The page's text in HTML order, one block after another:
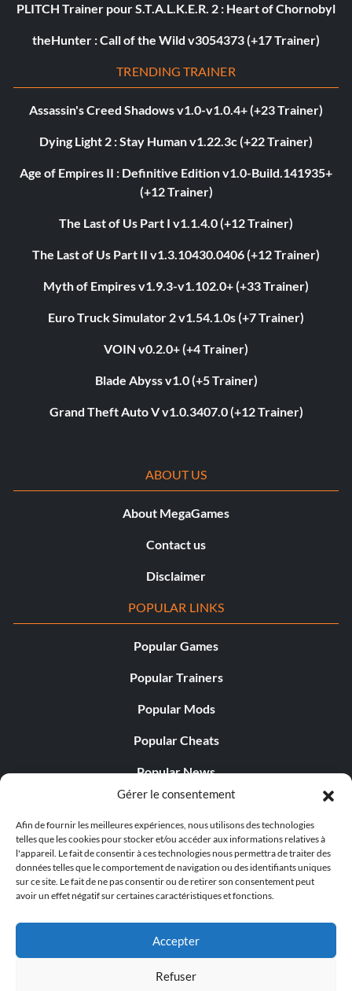
Gérer le consentement
Afin de fournir les meilleures expériences, nous utilisons des technologies
telles que les cookies pour stocker et/ou accéder aux informations relatives à
l'appareil. Le fait de consentir à ces technologies nous permettra de traiter des
données telles que le comportement de navigation ou des identifiants uniques
sur ce site. Le fait de ne pas consentir ou de retirer son consentement peut
avoir un effet négatif sur certaines caractéristiques et fonctions.
Accepter
Refuser
PLITCH Trainer pour S.T.A.L.K.E.R. 2 : Heart of Chornobyl
theHunter : Call of the Wild v3054373 (+17 Trainer)
TRENDING TRAINER
Assassin's Creed Shadows v1.0-v1.0.4+ (+23 Trainer)
Dying Light 2 : Stay Human v1.22.3c (+22 Trainer)
Age of Empires II : Definitive Edition v1.0-Build.141935+
(+12 Trainer)
The Last of Us Part I v1.1.4.0 (+12 Trainer)
The Last of Us Part II v1.3.10430.0406 (+12 Trainer)
Myth of Empires v1.9.3-v1.102.0+ (+33 Trainer)
Euro Truck Simulator 2 v1.54.1.0s (+7 Trainer)
VOIN v0.2.0+ (+4 Trainer)
Blade Abyss v1.0 (+5 Trainer)
Grand Theft Auto V v1.0.3407.0 (+12 Trainer)
ABOUT US
About MegaGames
Contact us
Disclaimer
POPULAR LINKS
Popular Games
Popular Trainers
Popular Mods
Popular Cheats
Popular News
Popular Editorials
Popular Free Games
LATEST UPDATES